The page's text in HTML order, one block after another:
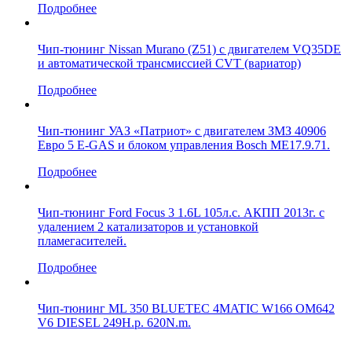
Подробнее
Чип-тюнинг Nissan Murano (Z51) с двигателем VQ35DE
и автоматической трансмиссией CVT (вариатор)
Подробнее
Чип-тюнинг УАЗ «Патриот» с двигателем ЗМЗ 40906
Евро 5 Е-GAS и блоком управления Bosch МЕ17.9.71.
Подробнее
Чип-тюнинг Ford Focus 3 1.6L 105л.с. АКПП 2013г. с
удалением 2 катализаторов и установкой
пламегасителей.
Подробнее
Чип-тюнинг ML 350 BLUETEC 4MATIC W166 OM642
V6 DIESEL 249H.p. 620N.m.